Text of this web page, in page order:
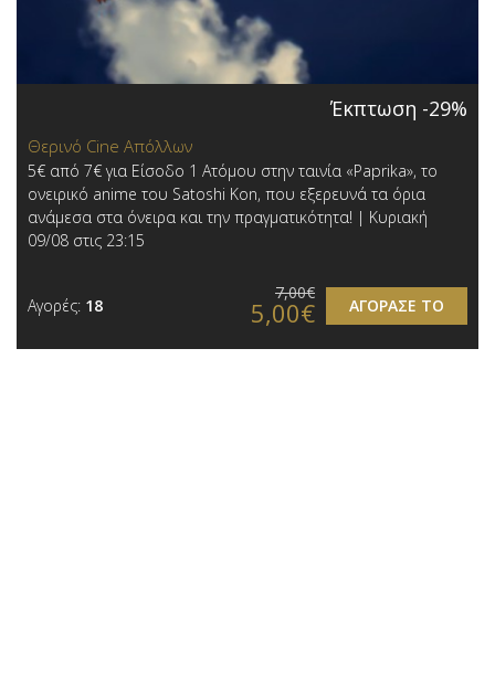
Έκπτωση -29%
Θερινό Cine Απόλλων
5€ από 7€ για Είσοδο 1 Ατόμου στην ταινία «Paprika», το
ονειρικό anime του Satoshi Kon, που εξερευνά τα όρια
ανάμεσα στα όνειρα και την πραγματικότητα! | Κυριακή
09/08 στις 23:15
Αγορές: 18 ΑΓΟΡΑΣΕ ΤΟ
7,00€
5,00€